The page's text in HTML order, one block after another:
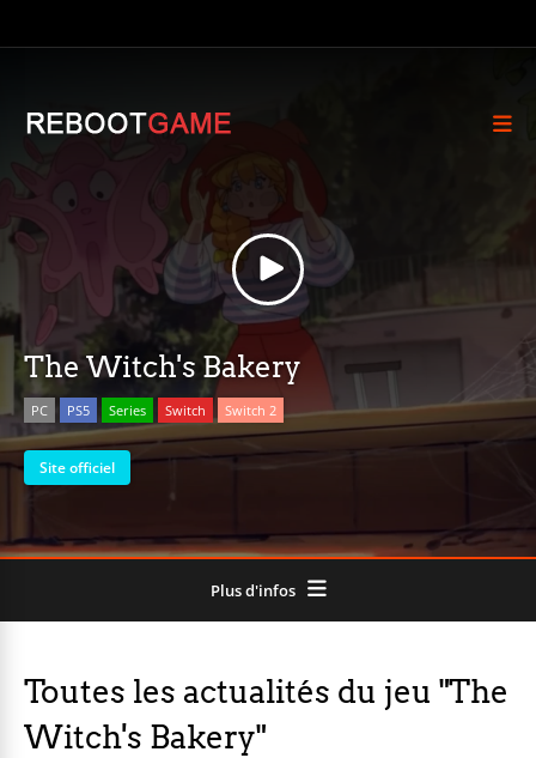
The Witch's Bakery
PC PS5 Series Switch Switch 2
Site officiel
Plus d'infos
Toutes les actualités du jeu "The
Witch's Bakery"